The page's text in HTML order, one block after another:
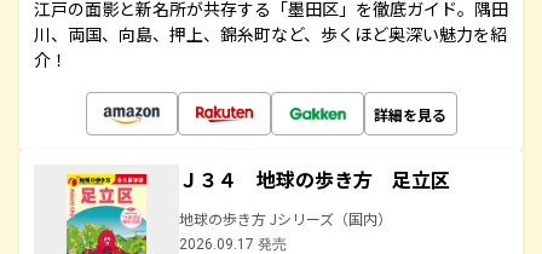
江戸の面影と新名所が共存する「墨田区」を徹底ガイド。隅田
川、両国、向島、押上、錦糸町など、歩くほど奥深い魅力を紹
介！
詳細を見る
Ｊ３４ 地球の歩き方 足立区
地球の歩き方 Jシリーズ（国内）
2026.09.17 発売